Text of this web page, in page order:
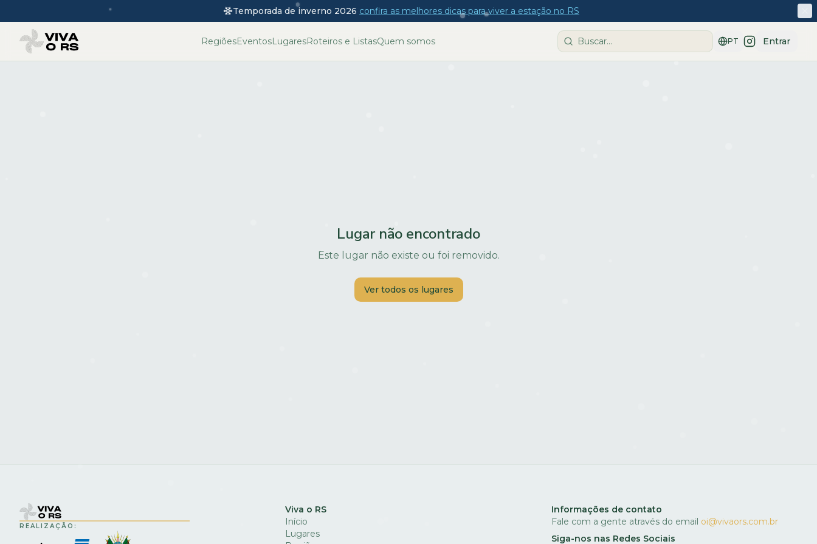
Temporada de inverno 2026 confira as melhores dicas para viver a estação no RS
RegiõesEventosLugaresRoteiros e ListasQuem somos PT Entrar
Lugar não encontrado
Este lugar não existe ou foi removido.
Ver todos os lugares
REALIZAÇÃO:
Viva o RS
Início
Lugares
Informações de contato
Fale com a gente através do email oi@vivaors.com.br
Siga-nos nas Redes Sociais